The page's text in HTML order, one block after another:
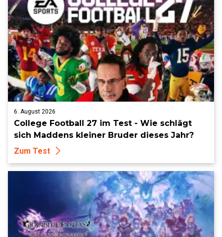
6. August 2026
College Football 27 im Test - Wie schlägt
sich Maddens kleiner Bruder dieses Jahr?
Zum Test